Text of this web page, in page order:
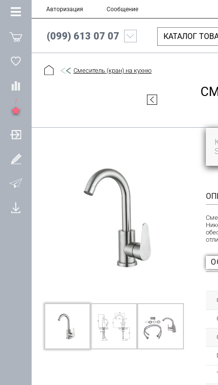
7
Авторизация Сообщение
КАТАЛОГ
(099) 613 07 07
Смеситель (кран) на кухню